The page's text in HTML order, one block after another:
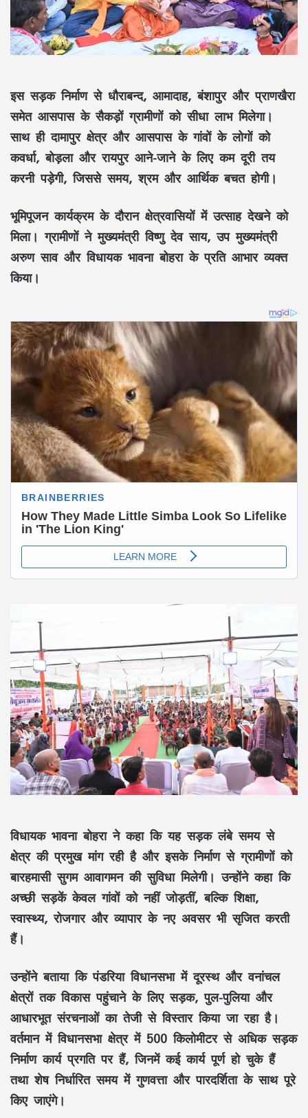
इस सड़क निर्माण से धौराबन्द, आमादाह, बंशापुर और प्राणखैरा
समेत आसपास के सैकड़ों ग्रामीणों को सीधा लाभ मिलेगा।
साथ हीदामापुर क्षेत्रऔर आसपास के गांवों के लोगों को
कवर्धा, बोड़ला और रायपुरआने-जाने के लिए कम दूरी तय
करनी पड़ेगी, जिससेसमय, श्रम और आर्थिक बचतहोगी।
भूमिपूजन कार्यक्रम के दौरान क्षेत्रवासियों में उत्साह देखने को
मिला। ग्रामीणों नेमुख्यमंत्री विष्णु देव साय,उप मुख्यमंत्री
अरुण सावऔरविधायक भावना बोहराके प्रति आभार व्यक्त
किया।
विधायक भावना बोहरा ने कहा कि यह सड़क लंबे समय से
क्षेत्र कीप्रमुख मांगरही है और इसके निर्माण से ग्रामीणों को
बारहमासी सुगम आवागमनकी सुविधा मिलेगी। उन्होंने कहा कि
अच्छी सड़कें केवल गांवों को नहीं जोड़तीं, बल्किशिक्षा,
स्वास्थ्य, रोजगार और व्यापारके नए अवसर भी सृजित करती
हैं।
उन्होंने बताया किपंडरिया विधानसभामें दूरस्थ और वनांचल
क्षेत्रों तक विकास पहुंचाने के लिएसड़क, पुल-पुलिया और
आधारभूत संरचनाओंका तेजी से विस्तार किया जा रहा है।
वर्तमान में विधानसभा क्षेत्र में 500 किलोमीटर से अधिक सड़क
निर्माण कार्यप्रगति पर हैं, जिनमें कई कार्य पूर्ण हो चुके हैं
तथा शेष निर्धारित समय मेंगुणवत्ता और पारदर्शिताके साथ पूरे
किए जाएंगे।